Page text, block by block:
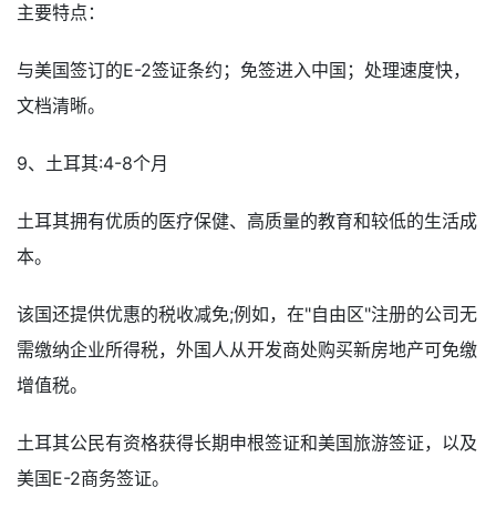
主要特点：
与美国签订的E-2签证条约；免签进入中国；处理速度快，
文档清晰。
9、土耳其:4-8个月
土耳其拥有优质的医疗保健、高质量的教育和较低的生活成
本。
该国还提供优惠的税收减免;例如，在"自由区"注册的公司无
需缴纳企业所得税，外国人从开发商处购买新房地产可免缴
增值税。
土耳其公民有资格获得长期申根签证和美国旅游签证，以及
美国E-2商务签证。